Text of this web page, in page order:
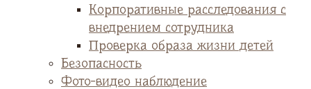
Корпоративные расследования с
внедрением сотрудника
Проверка образа жизни детей
Безопасность
Фото-видео наблюдение